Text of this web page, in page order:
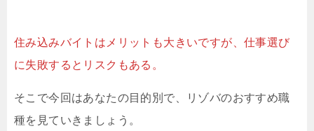
住み込みバイトはメリットも大きいですが、仕事選び
に失敗するとリスクもある。
そこで今回はあなたの目的別で、リゾバのおすすめ職
種を見ていきましょう。